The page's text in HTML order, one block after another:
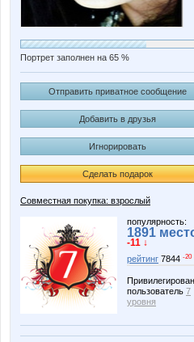
Портрет заполнен на 65 %
Отправить приватное сообщение
Добавить в друзья
Игнорировать
Сделать подарок
Совместная покупка: взрослый
популярность:
1891
-11 ↓
рейтинг 7844 -20
пользователь 7
уровня